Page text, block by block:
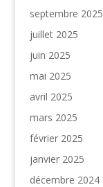
septembre 2025
juillet 2025
juin 2025
mai 2025
avril 2025
mars 2025
février 2025
janvier 2025
décembre 2024